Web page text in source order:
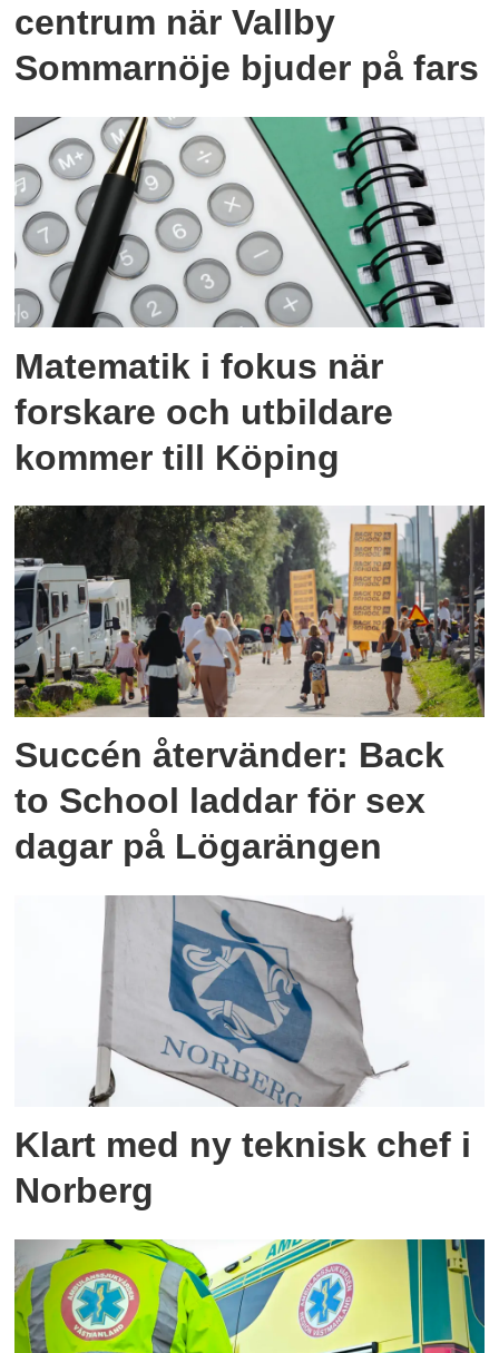
centrum när Vallby
Sommarnöje bjuder på fars
Matematik i fokus när
forskare och utbildare
kommer till Köping
Succén återvänder: Back
to School laddar för sex
dagar på Lögarängen
Klart med ny teknisk chef i
Norberg